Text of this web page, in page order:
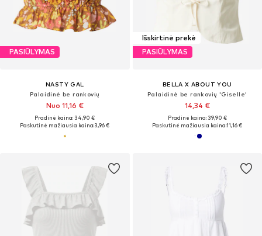
PASIŪLYMAS
NASTY GAL
Palaidinė be rankovių
Nuo 11,16 €
Pradinė kaina: 34,90 €
Paskutinė mažiausia kaina:3,96 €
Išskirtinė prekė
PASIŪLYMAS
BELLA X ABOUT YOU
Palaidinė be rankovių 'Giselle'
14,34 €
Pradinė kaina: 39,90 €
Paskutinė mažiausia kaina:11,16 €